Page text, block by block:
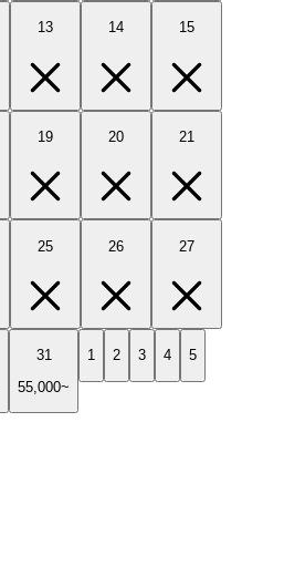
13 14 15
19 20 21
25 26 27
31
55,000~
1 2 3 4 5